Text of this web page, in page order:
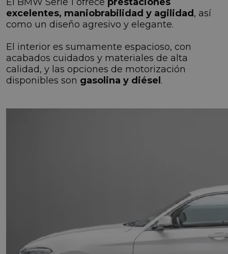
excelentes, maniobrabilidad y agilidad, así
como un diseño agresivo y elegante.
El interior es sumamente espacioso, con
acabados cuidados y materiales de alta
calidad, y las opciones de motorización
disponibles son gasolina y diésel.